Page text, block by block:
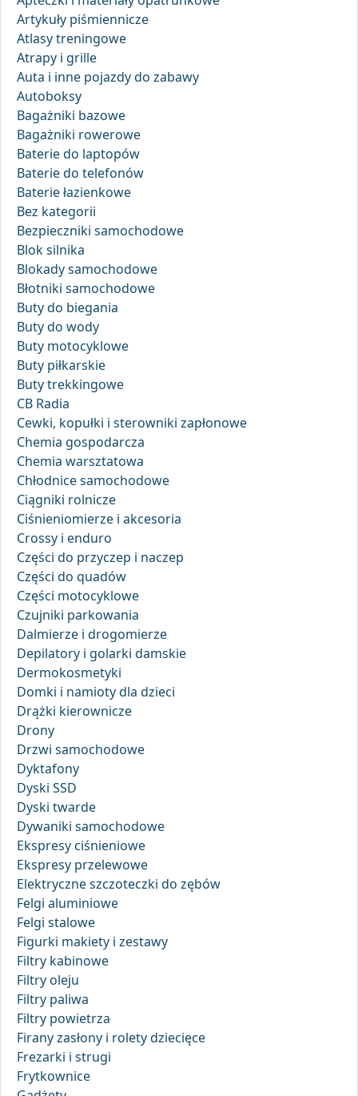
Artykuły piśmiennicze
Atlasy treningowe
Atrapy i grille
Auta i inne pojazdy do zabawy
Autoboksy
Bagażniki bazowe
Bagażniki rowerowe
Baterie do laptopów
Baterie do telefonów
Baterie łazienkowe
Bez kategorii
Bezpieczniki samochodowe
Blok silnika
Blokady samochodowe
Błotniki samochodowe
Buty do biegania
Buty do wody
Buty motocyklowe
Buty piłkarskie
Buty trekkingowe
CB Radia
Cewki, kopułki i sterowniki zapłonowe
Chemia gospodarcza
Chemia warsztatowa
Chłodnice samochodowe
Ciągniki rolnicze
Ciśnieniomierze i akcesoria
Crossy i enduro
Części do przyczep i naczep
Części do quadów
Części motocyklowe
Czujniki parkowania
Dalmierze i drogomierze
Depilatory i golarki damskie
Dermokosmetyki
Domki i namioty dla dzieci
Drążki kierownicze
Drony
Drzwi samochodowe
Dyktafony
Dyski SSD
Dyski twarde
Dywaniki samochodowe
Ekspresy ciśnieniowe
Ekspresy przelewowe
Elektryczne szczoteczki do zębów
Felgi aluminiowe
Felgi stalowe
Figurki makiety i zestawy
Filtry kabinowe
Filtry oleju
Filtry paliwa
Filtry powietrza
Firany zasłony i rolety dziecięce
Frezarki i strugi
Frytkownice